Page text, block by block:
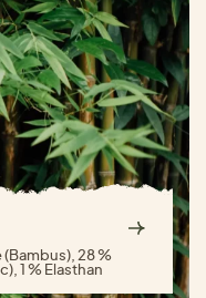
(Bambus), 28 %
1 % Elasthan